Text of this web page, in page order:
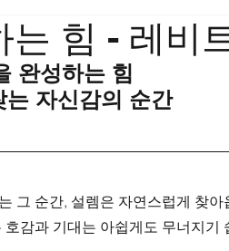
는 힘 - 레비
완성하는 힘
자신감의 순간
그 순간, 설렘은 자연스럽게 찾아
감과 기대는 아쉽게도 무너지기